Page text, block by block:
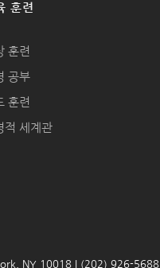
훈련
훈련
공부
훈련
적 세계관
NY 10018 | (202) 926-5688